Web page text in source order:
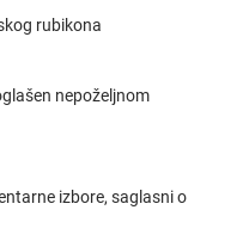
rubikona
nepoželjnom
izbore, saglasni o